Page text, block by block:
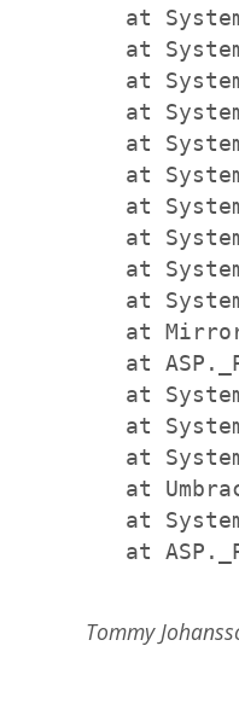
at
at
at
at
at
at
at
at
at
at
at
at
at
at
at
at
at
at
Tommy